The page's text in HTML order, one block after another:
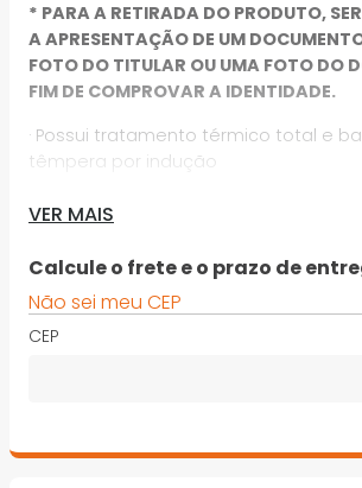
* PARA A RETIRADA DO PRODUTO,
A APRESENTAÇÃO DE UM
FOTO DO TITULAR OU UMA FOTO DO
FIM DE COMPROVAR A IDENTIDADE.
· Possui tratamento térmico total e
têmpera por indução
· Produzido em Aço Gedore-Vanadium
· Conforme norma DIN 7255
*Imagens meramente ilustrativas
VER MAIS
Calcule o frete e o prazo de
Não sei meu CEP
CEP